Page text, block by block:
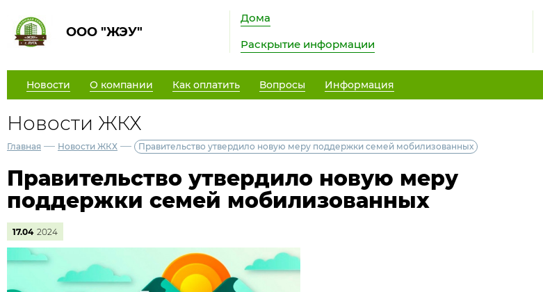
ООО "ЖЭУ"
Дома
Раскрытие информации
Новости О компании Как оплатить Вопросы Информация
Новости ЖКХ
Главная — Новости ЖКХ — Правительство утвердило новую меру поддержки семей мобилизованных
Правительство утвердило новую меру
поддержки семей мобилизованных
17.04 2024